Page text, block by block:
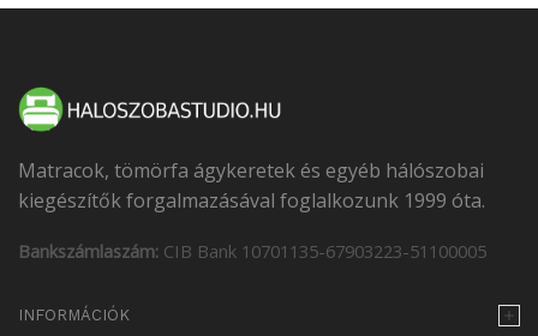
Matracok, tömörfa ágykeretek és egyéb hálószobai
kiegészítők forgalmazásával foglalkozunk 1999 óta.
Bankszámlaszám: CIB Bank 10701135-67903223-51100005
INFORMÁCIÓK